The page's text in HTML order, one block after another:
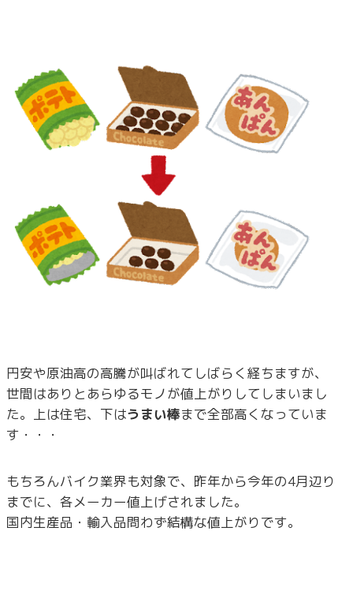
円安や原油高の高騰が叫ばれてしばらく経ちますが、
世間はありとあらゆるモノが値上がりしてしまいまし
た。上は住宅、下はうまい棒まで全部高くなっていま
す・・・
もちろんバイク業界も対象で、昨年から今年の4月辺り
までに、各メーカー値上げされました。
国内生産品・輸入品問わず結構な値上がりです。